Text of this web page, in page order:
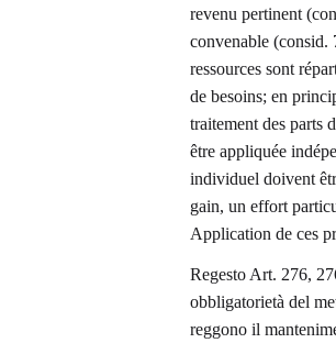
revenu pertinent
convenable (consid.
ressources sont
de besoins; en
traitement des parts
être appliquée
individuel doivent
gain, un effort
Application de ces
Regesto Art. 276,
obbligatorietà del
reggono il